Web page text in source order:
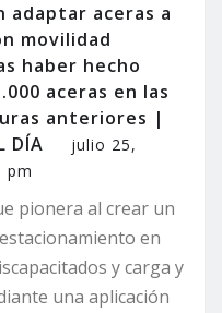
adaptar aceras a
movilidad
haber hecho
aceras en las
anteriores |
DÍA
julio 25,
pm
pionera al crear un
en
y carga y
una aplicación